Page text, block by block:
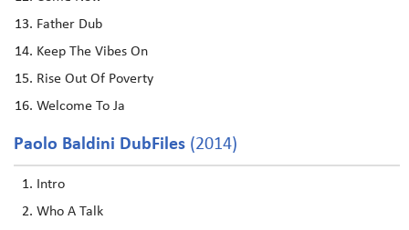
Father Dub
Keep The Vibes On
Rise Out Of Poverty
Welcome To Ja
Paolo Baldini DubFiles (2014)
Intro
Who A Talk